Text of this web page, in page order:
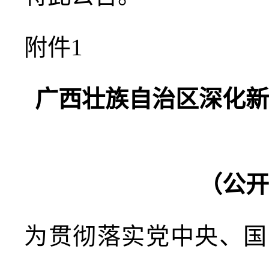
附件1
广西壮族自治区深化
（公
为贯彻落实党中央、